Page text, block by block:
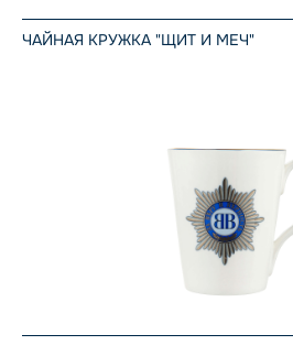
ЧАЙНАЯ КРУЖКА "ЩИТ И МЕЧ"